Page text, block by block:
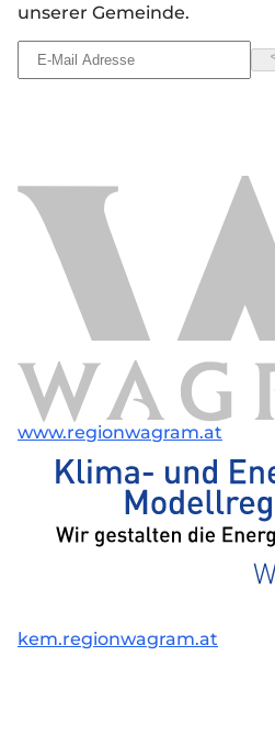
unserer Gemeinde.
www.regionwagram.at
kem.regionwagram.at